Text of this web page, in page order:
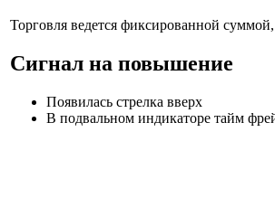
Торговля ведется фиксированной
Сигнал на повышение
Появилась стрелка вверх
В подвальном индикаторе тайм